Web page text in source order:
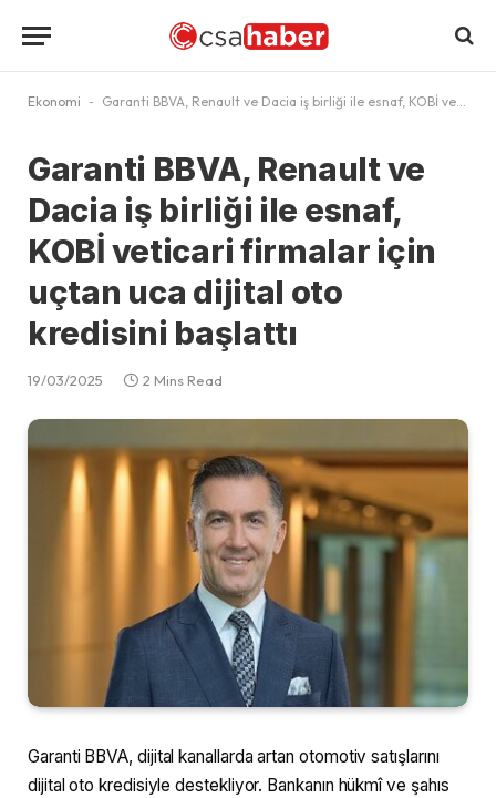
Ekonomi - Garanti BBVA, Renault ve Dacia iş birliği ile esnaf, KOBİ veticari firmalar için uçtan uca dijital oto kredisini başlattı
Garanti BBVA, Renault ve
Dacia iş birliği ile esnaf,
KOBİ veticari firmalar için
uçtan uca dijital oto
kredisini başlattı
19/03/2025 2 Mins Read
Garanti BBVA, dijital kanallarda artan otomotiv satışlarını
dijital oto kredisiyle destekliyor. Bankanın hükmî ve şahıs